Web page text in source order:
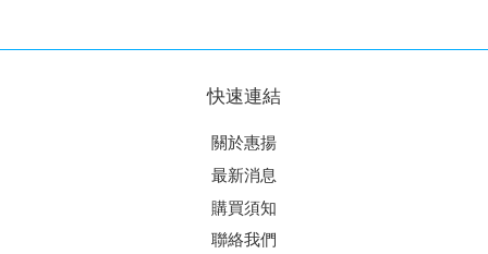
快速連結
關於惠揚
最新消息
購買須知
聯絡我們